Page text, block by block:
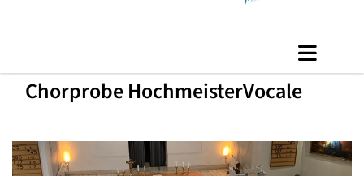
Chorprobe HochmeisterVocale